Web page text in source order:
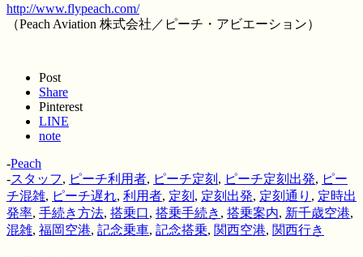
http://www.flypeach.com/
（Peach Aviation 株式会社／ピーチ・アビエーション）
Post
Share
Pinterest
LINE
note
-Peach
-スタッフ, ピーチ利用者, ピーチ定刻 , ピーチ定刻出発, ピー
チ混雑, ピーチ遅れ, 利用者, 定刻 , 定刻出発, 定刻通り , 定時出
発率, 手続き方法, 搭乗口, 搭乗手続き , 搭乗案内, 新千歳空港,
混雑, 福岡空港, 記念乗車, 記念搭乗, 関西空港, 関西行き